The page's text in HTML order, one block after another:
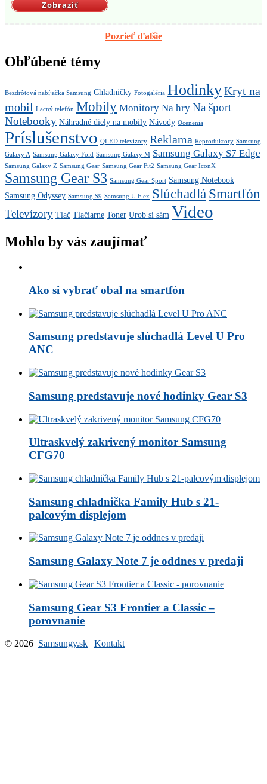
Zobraziť
Pozrieť ďalšie
Obľúbené témy
Bezdrôtová nabíjačka Samsung Chladničky Fotogaléria HodinkyKryt na
mobil Lacný telefón Mobily Monitory Na hry Na šport
Notebooky Náhradné diely na mobily Návody Ocenenia
Príslušenstvo QLED televízory Reklama Reproduktory Samsung
Galaxy A Samsung Galaxy Fold Samsung Galaxy M Samsung Galaxy S7 Edge
Samsung Galaxy Z Samsung Gear Samsung Gear Fit2 Samsung Gear IconX
Samsung Gear S3 Samsung Gear Sport Samsung Notebook
Samsung Odyssey Samsung S9 Samsung U Flex Slúchadlá Smartfón
Televízory Tlač Tlačiarne Toner Urob si sám Video
Mohlo by vás zaujímať
Ako si vybrať obal na smartfón
Samsung predstavuje slúchadlá Level U Pro
ANC
Samsung predstavuje nové hodinky Gear S3
Ultraskvelý zakrivený monitor Samsung
CFG70
Samsung chladnička Family Hub s 21-
palcovým displejom
Samsung Galaxy Note 7 je oddnes v predaji
Samsung Gear S3 Frontier a Classic –
porovnanie
© 2026 Samsungy.sk | Kontakt